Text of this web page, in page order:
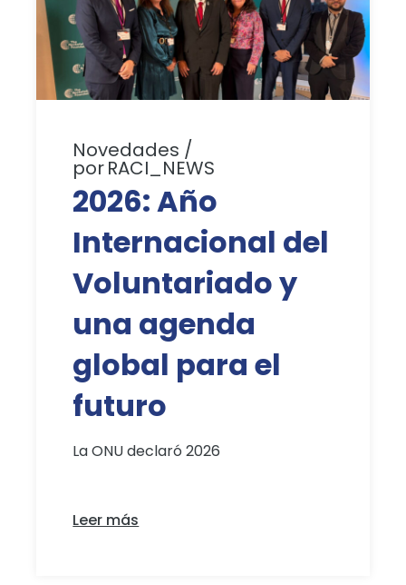
Novedades
porRACI_NEWS
2026: Año
Internacional del
Voluntariado y
una agenda
global para el
futuro
La ONU declaró 2026
Leer más